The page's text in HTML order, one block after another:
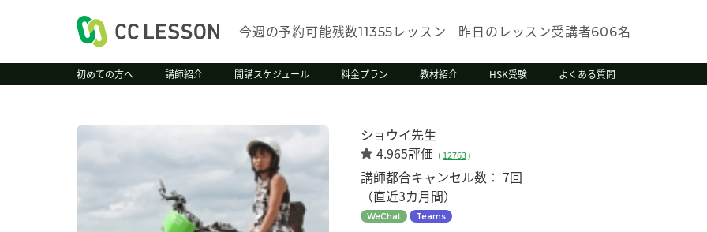
今週の予約可能残数11355 レッスン 昨日のレッスン受講者606名
初めての方へ 講師紹介 開講スケジュール 料金プラン 教材紹介 HSK受験 よくある質問
ショウイ先生
4.965評価 ( 12763)
講師都合キャンセル数： 7回
（直近3カ月間）
WeChat Teams